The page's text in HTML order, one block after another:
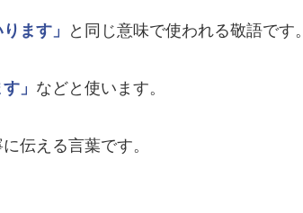
ます」 と同じ意味で使われる敬語です。
」 などと使います。
伝える言葉です。